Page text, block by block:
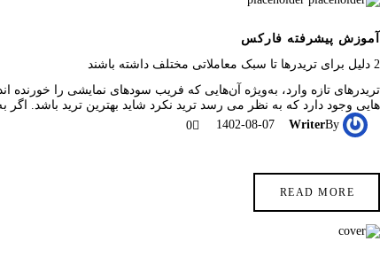
آموزش پیشرفته فارکس
2 دلیل برای تریدرها تا سبک معاملاتی مختلف داشته باشند
تریدرهای تازه وارد، به‌ویژه آن‌هایی که فریب سودهای نمایشی را خورنده
هایی وجود دارد که به نظر می رسد ترید نکرد شاید بهترین ترید باشد. اگر
By
Writer
1402-08-07
0
READ MORE